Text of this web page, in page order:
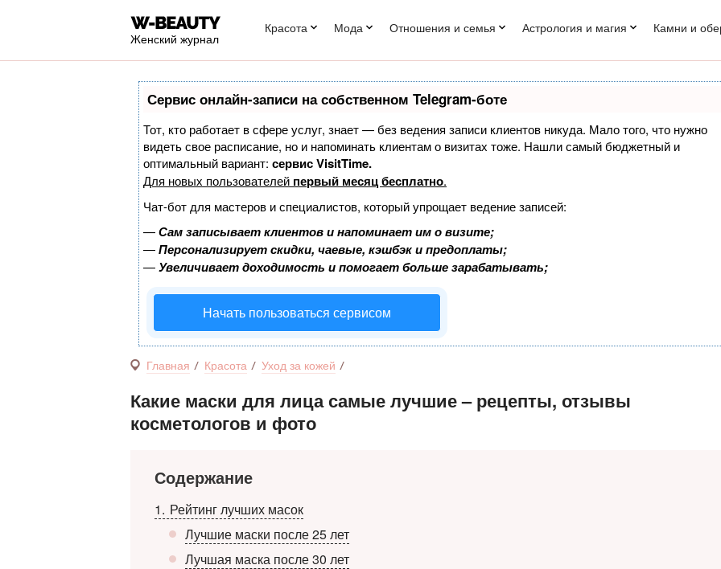
Женский журнал
Красота Мода Отношения и семья Астрология и магия Камни и
Сервис онлайн-записи на собственном Telegram-боте
Тот, кто работает в сфере услуг, знает — без ведения записи клиентов никуда. Мало того, что нужно
видеть свое расписание, но и напоминать клиентам о визитах тоже. Нашли самый бюджетный и
оптимальный вариант: сервис VisitTime.
Для новых пользователей первый месяц бесплатно.
Чат-бот для мастеров и специалистов, который упрощает ведение записей:
—Сам записывает клиентов и напоминает им о визите;
—Персонализирует скидки, чаевые, кэшбэк и предоплаты;
—Увеличивает доходимость и помогает больше зарабатывать;
Начать пользоваться сервисом
Главная Красота Уход за кожей
Какие маски для лица самые лучшие – рецепты, отзывы
косметологов и фото
Содержание
1
Рейтинг лучших масок
Лучшие маски после 25 лет
Лучшая маска после 30 лет